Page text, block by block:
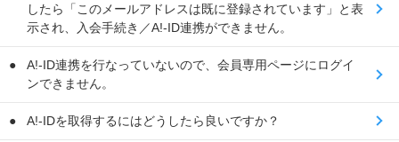
したら「このメールアドレスは既に登録されています」と表
示され、入会手続き／A!-ID連携ができません。
A!-ID連携を行なっていないので、会員専用ページにログイ
ンできません。
A!-IDを取得するにはどうしたら良いですか？